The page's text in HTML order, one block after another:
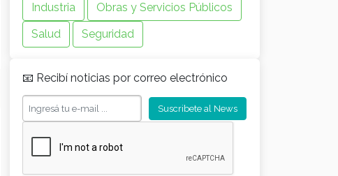
Industria
Obras y Servicios Públicos
Salud
Seguridad
📧 Recibí noticias por correo electrónico